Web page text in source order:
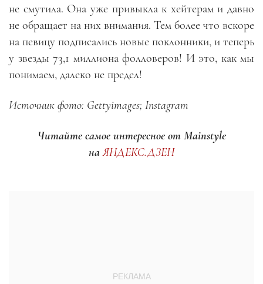
не смутила. Она уже привыкла к хейтерам и давно
не обращает на них внимания. Тем более что вскоре
на певицу подписались новые поклонники, и теперь
у звезды 73,1 миллиона фолловеров! И это, как мы
понимаем, далеко не предел!
Источник фото: Gettyimages; Instagram
Читайте самое интересное от Mainstyle
наЯНДЕКС.ДЗЕН